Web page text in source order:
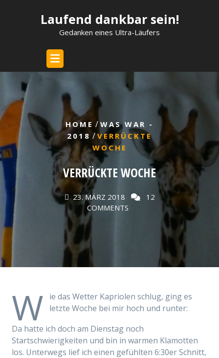
Laufend dankbar sein!
Gedanken eines Ultra-Läufers
HOME / WAS WAR -
2018 /VERRÜCKTE
WOCHE
VERRÜCKTE WOCHE
23. MÄRZ 2018
12
COMMENTS
W
ie das Wetter Kapriolen schlug, ging es
letzte Woche bei mir hoch und runter:
Da hatte ich doch am Dienstag noch
Startschwierigkeiten und bin in warmen Klamotten
los. Unterwegs lief ich einen gefühlten 6:30er Schnitt,